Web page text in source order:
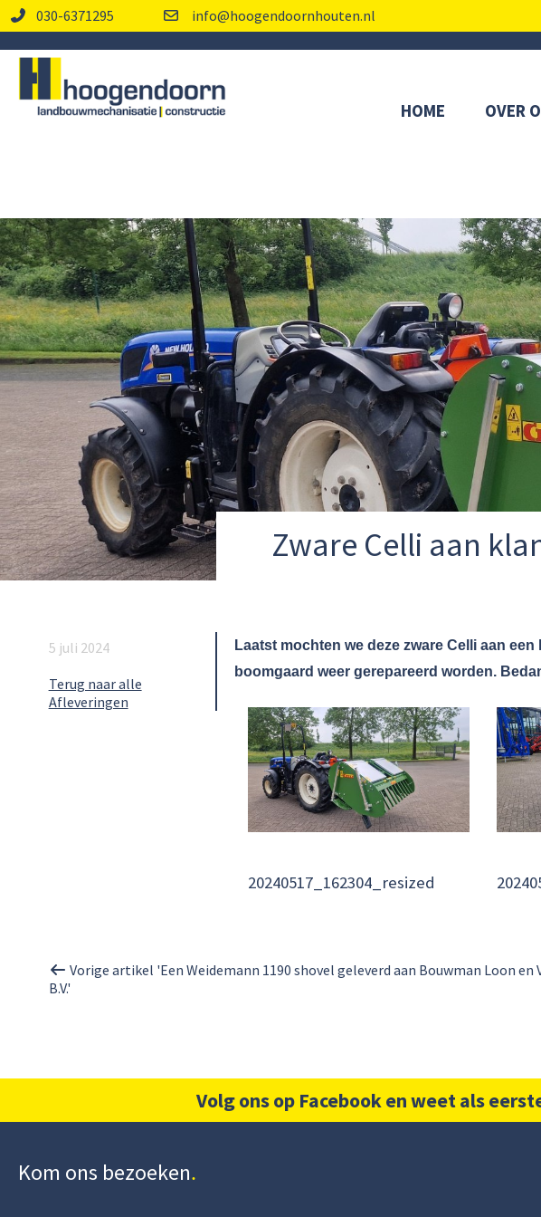
030-6371295 info@hoogendoornhouten.nl
HOME OVER
Zware Celli aan
5 juli 2024
Terug naar alle
Afleveringen
Laatst mochten we deze zware Celli aan
boomgaard weer gerepareerd worden.
20240517_162304_resized
Vorige artikel 'Een Weidemann 1190 shovel geleverd aan Bouwman Loon en
B.V.'
Volg ons op Facebook en weet als
Kom ons bezoeken